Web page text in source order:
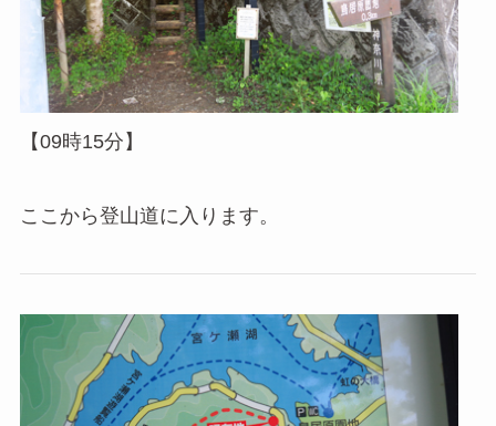
【09時15分】
ここから登山道に入ります。